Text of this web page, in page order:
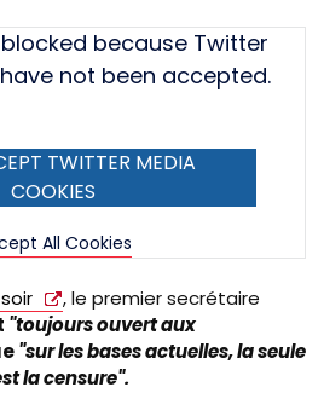
because Twitter
not been accepted.
TWITTER MEDIA
COOKIES
All Cookies
, le premier secrétaire
"toujours ouvert aux
"sur les bases actuelles, la seule
la censure".